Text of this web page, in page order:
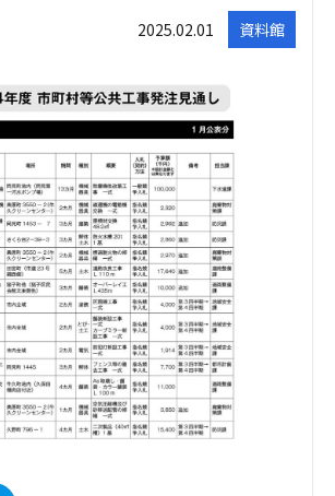
2025.02.01 資料館